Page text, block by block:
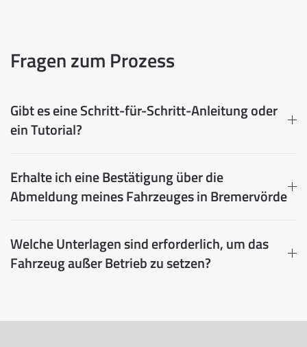
Fragen zum Prozess
Gibt es eine Schritt-für-Schritt-Anleitung oder
ein Tutorial?
Erhalte ich eine Bestätigung über die
Abmeldung meines Fahrzeuges in Bremervörde
Welche Unterlagen sind erforderlich, um das
Fahrzeug außer Betrieb zu setzen?